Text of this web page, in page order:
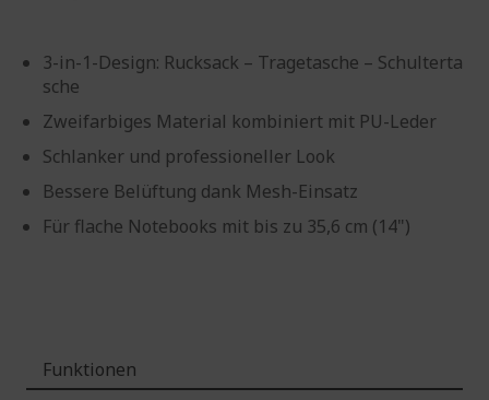
3-in-1-Design: Rucksack – Tragetasche – Schulterta
sche
Zweifarbiges Material kombiniert mit PU-Leder
Schlanker und professioneller Look
Bessere Belüftung dank Mesh-Einsatz
Für flache Notebooks mit bis zu 35,6 cm (14")
Funktionen